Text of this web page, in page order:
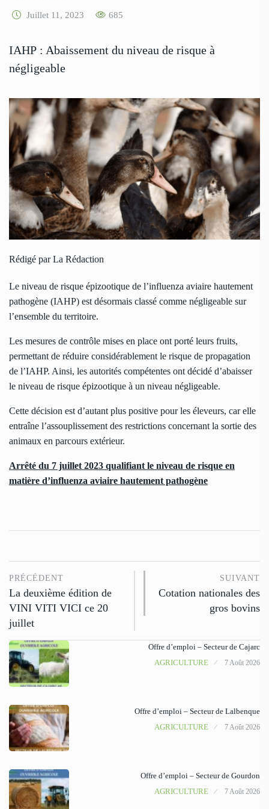
Juillet 11, 2023 685
IAHP : Abaissement du niveau de risque à
négligeable
Rédigé par La Rédaction
Le niveau de risque épizootique de l’influenza aviaire hautement
pathogène (IAHP) est désormais classé comme négligeable sur
l’ensemble du territoire.
Les mesures de contrôle mises en place ont porté leurs fruits,
permettant de réduire considérablement le risque de propagation
de l’IAHP. Ainsi, les autorités compétentes ont décidé d’abaisser
le niveau de risque épizootique à un niveau négligeable.
Cette décision est d’autant plus positive pour les éleveurs, car elle
entraîne l’assouplissement des restrictions concernant la sortie des
animaux en parcours extérieur.
Arrêté du 7 juillet 2023 qualifiant le niveau de risque en
matière d’influenza aviaire hautement pathogène
PRÉCÉDENT
La deuxième édition de
VINI VITI VICI ce 20
juillet
SUIVANT
Cotation nationales des
gros bovins
Offre d’emploi – Secteur de Cajarc
AGRICULTURE
7 Août 2026
Offre d’emploi – Secteur de Lalbenque
AGRICULTURE
7 Août 2026
Offre d’emploi – Secteur de Gourdon
AGRICULTURE
7 Août 2026